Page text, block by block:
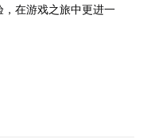
在游戏之旅中更进一